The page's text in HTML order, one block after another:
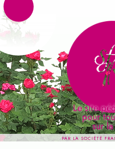
Le site
pour
sur
PAR LA SOCIÉTÉ